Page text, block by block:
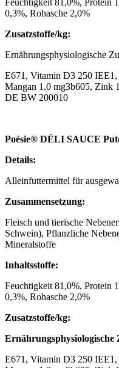
Feuchtigkeit 81,0%, Protein
0,3%, Rohasche 2,0%
Zusatzstoffe/kg:
Ernährungsphysiologische
E671, Vitamin D3 250
Mangan 1,0 mg3b605, Zink
DE BW 200010
Poésie® DÉLI SAUCE
Details:
Alleinfuttermittel für
Zusammensetzung:
Fleisch und tierische
Schwein), Pflanzliche
Mineralstoffe
Inhaltsstoffe:
Feuchtigkeit 81,0%, Protein
0,3%, Rohasche 2,0%
Zusatzstoffe/kg:
Ernährungsphysiologische
E671, Vitamin D3 250